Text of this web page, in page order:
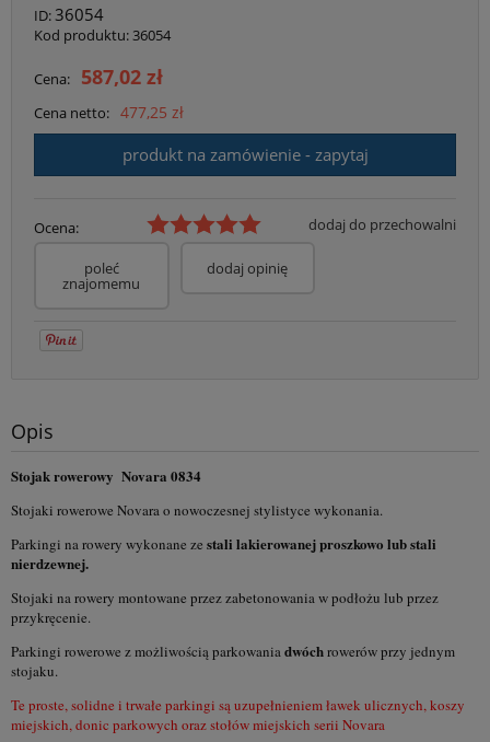
ID:36054
Kod produktu:36054
Cena: 587,02 zł
Cena netto: 477,25 zł
produkt na zamówienie - zapytaj
Ocena: dodaj do przechowalni
poleć
znajomemu
dodaj opinię
Opis
Stojak rowerowy Novara 0834
Stojaki rowerowe Novara o nowoczesnej stylistyce wykonania.
Parkingi na rowery wykonane ze stali lakierowanej proszkowo lub stali
nierdzewnej.
Stojaki na rowery montowane przez zabetonowania w podłożu lub przez
przykręcenie.
Parkingi rowerowe z możliwością parkowaniadwóchrowerów przy jednym
stojaku.
Te proste, solidne i trwałe parkingi są uzupełnieniem ławek ulicznych, koszy
miejskich, donic parkowych oraz stołów miejskich serii Novara